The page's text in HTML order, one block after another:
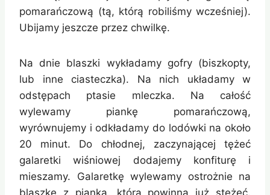
pomarańczową (tą, którą robiliśmy wcześniej).
Ubijamy jeszcze przez chwilkę.
Na dnie blaszki wykładamy gofry (biszkopty,
lub inne ciasteczka). Na nich układamy w
odstępach ptasie mleczka. Na całość
wylewamy piankę pomarańczową,
wyrównujemy i odkładamy do lodówki na około
20 minut. Do chłodnej, zaczynającej tężeć
galaretki wiśniowej dodajemy konfiturę i
mieszamy. Galaretkę wylewamy ostrożnie na